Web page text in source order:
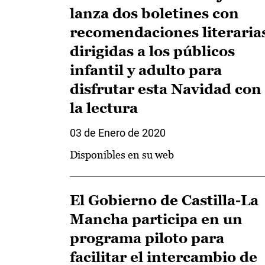
lanza dos boletines con
recomendaciones
dirigidas a los públicos
infantil y adulto para
disfrutar esta Navidad con
la lectura
03 de Enero de 2020
Disponibles en su web
El Gobierno de Castilla-La
Mancha participa en un
programa piloto para
facilitar el intercambio de